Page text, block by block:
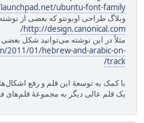
ubuntu-font-family
وبلاگ طراحی اوبونتو که بعضی از
http://design.canonical.com/
مثلاً در این نوشته می‌توانید شکل بعضی
2011/01/hebrew-and-arabic-on-
track/
با کمک به توسعهٔ این قلم و رفع
یک قلم عالی دیگر به مجموعهٔ قلم‌های